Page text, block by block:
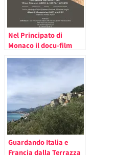
Nel Principato di
Monaco il docu-film
metà”
Guardando Italia e
Francia dalla Terrazza